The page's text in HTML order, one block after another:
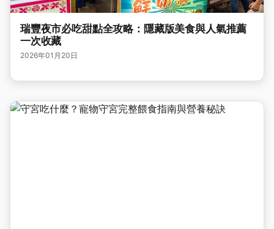
瑞豐夜市必吃甜點全攻略：隱藏版美食與人氣推薦
一次收藏
2026年01月20日